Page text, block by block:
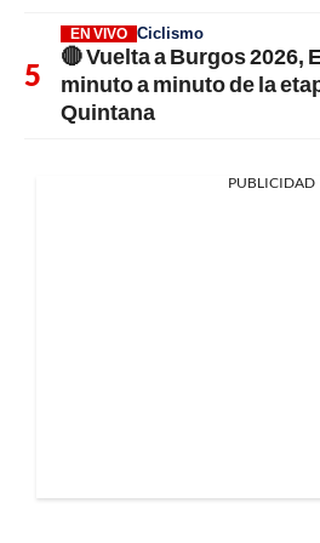
EN VIVO Ciclismo
🔴 Vuelta a Burgos 2026,
minuto a minuto de la
Quintana
PUBLICIDAD